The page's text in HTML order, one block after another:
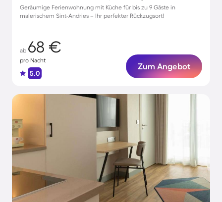
Geräumige Ferienwohnung mit Küche für bis zu 9 Gäste in
malerischem Sint-Andries – Ihr perfekter Rückzugsort!
ab 68 €
pro Nacht
5.0
Zum Angebot